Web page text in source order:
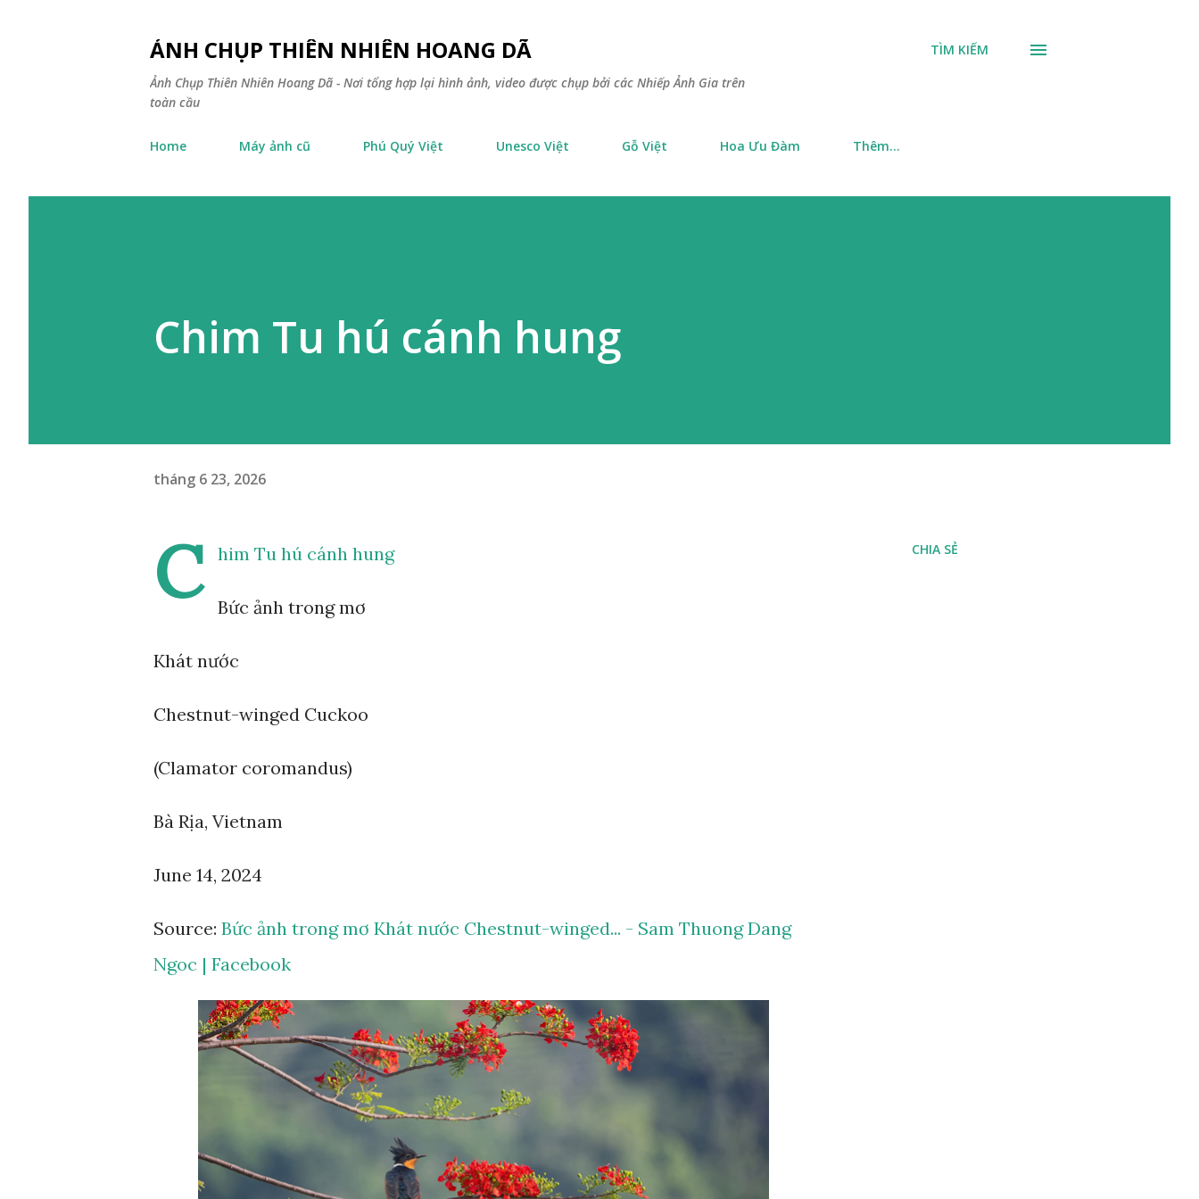
ẢNH CHỤP THIÊN NHIÊN HOANG DÃ
Ảnh Chụp Thiên Nhiên Hoang Dã - Nơi tổng hợp lại hình ảnh, video được chụp bởi các Nhiếp Ảnh Gia trên
toàn cầu
TÌM KIẾM
Home Máy ảnh cũ Phú Quý Việt Unesco Việt Gỗ Việt Hoa Ưu Đàm Thêm…
Chim Tu hú cánh hung
tháng 6 23, 2026
C him Tu hú cánh hung
Bức ảnh trong mơ
Khát nước
Chestnut-winged Cuckoo
(Clamator coromandus)
Bà Rịa, Vietnam
June 14, 2024
Source: Bức ảnh trong mơ Khát nước Chestnut-winged... - Sam Thuong Dang
Ngoc | Facebook
CHIA SẺ